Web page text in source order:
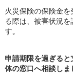
火災保険の保険金
る際は、被害状況
す。
申請期限を過ぎる
体の窓口へ相談しま